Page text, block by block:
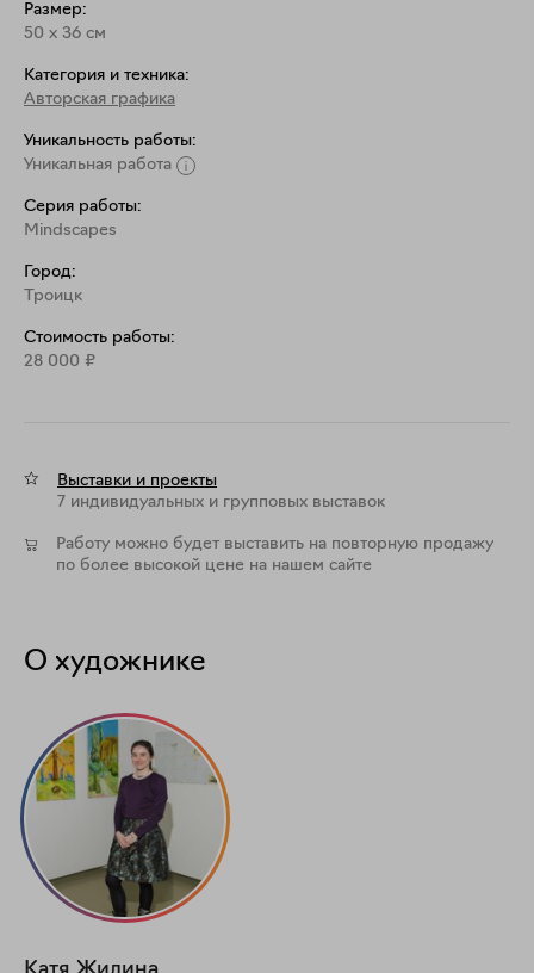
Размер:
50 x 36 см
Категория и техника:
Авторская графика
Уникальность работы:
Уникальная работа
Серия работы:
Mindscapes
Город:
Троицк
Стоимость работы:
28 000 ₽
Выставки и проекты
7 индивидуальных и групповых выставок
Работу можно будет выставить на повторную продажу
по более высокой цене на нашем сайте
О художнике